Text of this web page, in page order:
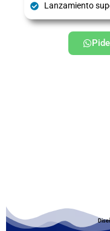
Lanzamiento